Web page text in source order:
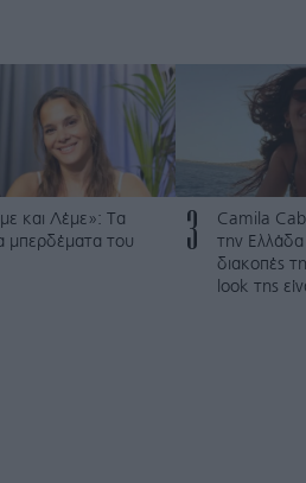
και Λέμε»: Τα
μπερδέματα του
3
Camila
την Ελλάδα
διακοπές
look της